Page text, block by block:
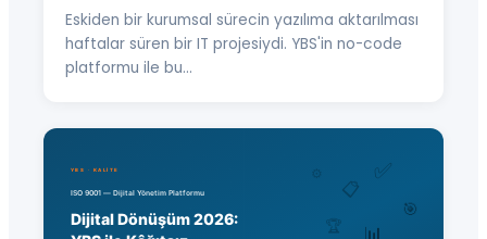
Eskiden bir kurumsal sürecin yazılıma aktarılması
haftalar süren bir IT projesiydi. YBS'in no-code
platformu ile bu…